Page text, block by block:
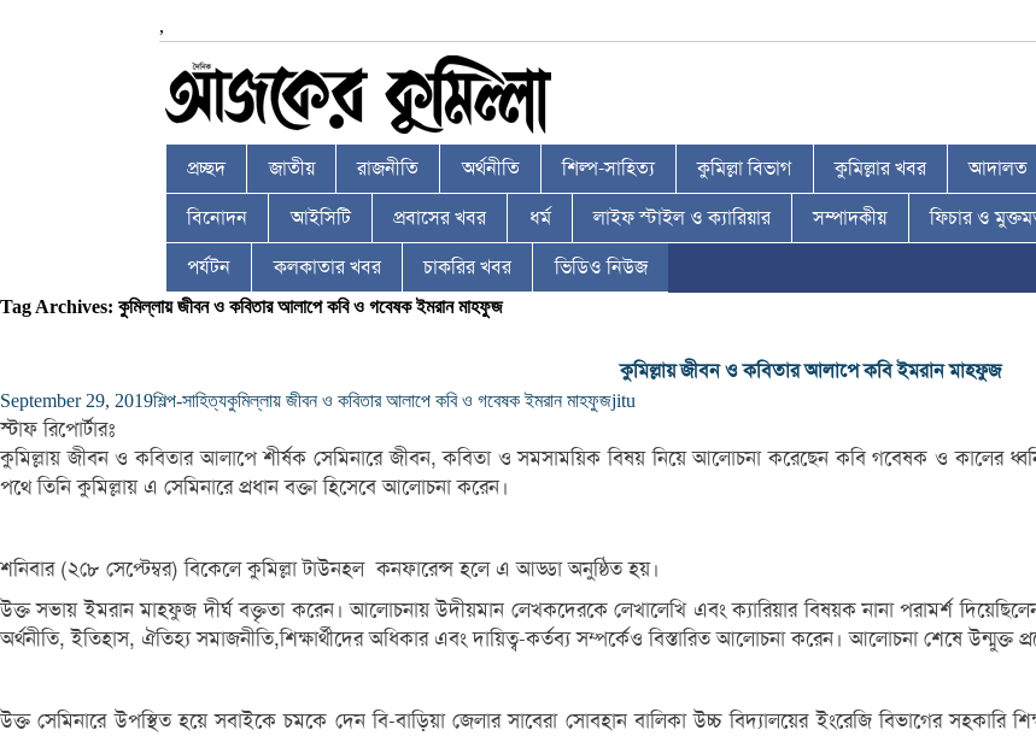
,
প্রচ্ছদ জাতীয় রাজনীতি অর্থনীতি শিল্প-সাহিত্য কুমিল্লা বিভাগ কুমিল্লার খবর আদালত
বিনোদন আইসিটি প্রবাসের খবর ধর্ম লাইফ স্টাইল ও ক্যারিয়ার সম্পাদকীয় ফিচার ও
পর্যটন কলকাতার খবর চাকরির খবর ভিডিও নিউজ
Tag Archives: কুমিল্লায় জীবন ও কবিতার আলাপে কবি ও গবেষক ইমরান মাহফুজ
কুমিল্লায় জীবন ও কবিতার আলাপে কবি ইমরান মাহফুজ
September 29, 2019শিল্প-সাহিত্যকুমিল্লায় জীবন ও কবিতার আলাপে কবি ও গবেষক ইমরান মাহফুজjitu
স্টাফ রিপোর্টারঃ
কুমিল্লায় জীবন ও কবিতার আলাপে শীর্ষক সেমিনারে জীবন, কবিতা ও সমসাময়িক বিষয় নিয়ে আলোচনা করেছেন কবি গবেষক ও কালের ধ্বনি
পথে তিনি কুমিল্লায় এ সেমিনারে প্রধান বক্তা হিসেবে আলোচনা করেন।
শনিবার (২৮ে সেপ্টেম্বর) বিকেলে কুমিল্লা টাউনহল কনফারেন্স হলে এ আড্ডা অনুষ্ঠিত হয়।
উক্ত সভায় ইমরান মাহফুজ দীর্ঘ বক্তৃতা করেন। আলোচনায় উদীয়মান লেখকদেরকে লেখালেখি এবং ক্যারিয়ার বিষয়ক নানা পরামর্শ
অর্থনীতি, ইতিহাস, ঐতিহ্য সমাজনীতি,শিক্ষার্থীদের অধিকার এবং দায়িত্ব-কর্তব্য সম্পর্কেও বিস্তারিত আলোচনা করেন। আলোচনা শেষে উন্মুক্ত
উক্ত সেমিনারে উপস্থিত হয়ে সবাইকে চমকে দেন বি-বাড়িয়া জেলার সাবেরা সোবহান বালিকা উচ্চ বিদ্যালয়ের ইংরেজি বিভাগের